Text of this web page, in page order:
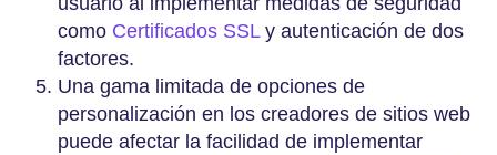
como Certificados SSLy autenticación de dos
factores.
Una gama limitada de opciones de
personalización en los creadores de sitios web
puede afectar la facilidad de implementar